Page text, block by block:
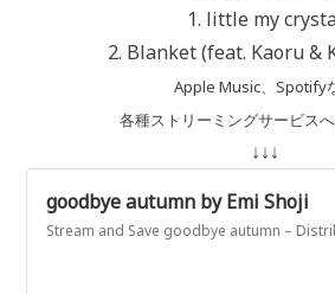
1. little my
2. Blanket (feat. Kaoru &
Apple Music、Spotify
各種ストリーミングサービス
↓↓↓
goodbye autumn by Emi Shoji
Stream and Save goodbye autumn –